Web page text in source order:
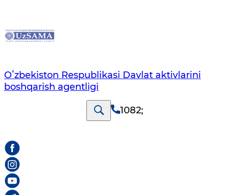
Oʻzbekiston Respublikasi Davlat aktivlarini
boshqarish agentligi
1082;